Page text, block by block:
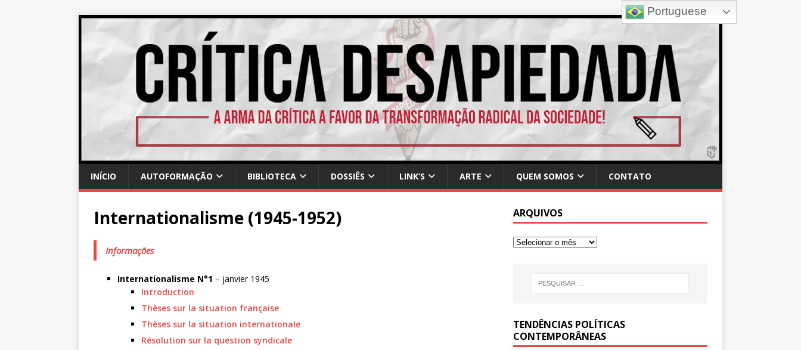
INÍCIO AUTOFORMAÇÃO BIBLIOTECA DOSSIÊS LINK’S ARTE QUEM SOMOS CONTATO
Internationalisme (1945-1952)
Informações
Internationalisme N°1 – janvier 1945
Introduction
Thèses sur la situation française
Thèses sur la situation internationale
Résolution sur la question syndicale
ARQUIVOS
TENDÊNCIAS POLÍTICAS
CONTEMPORÂNEAS
Portuguese